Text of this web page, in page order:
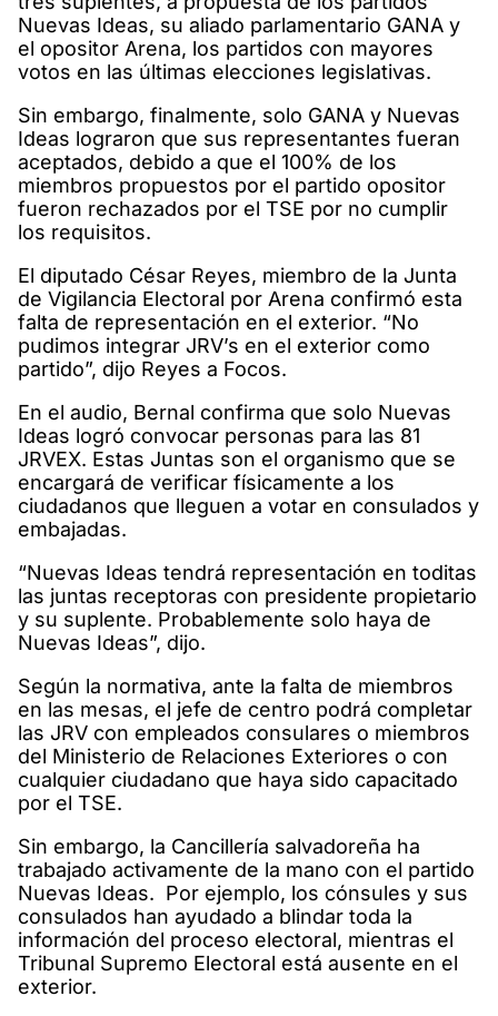
Nuevas Ideas, su aliado parlamentario GANA y
el opositor Arena, los partidos con mayores
votos en las últimas elecciones legislativas.
Sin embargo, finalmente, solo GANA y Nuevas
Ideas lograron que sus representantes fueran
aceptados, debido a que el 100% de los
miembros propuestos por el partido opositor
fueron rechazados por el TSE por no cumplir
los requisitos.
El diputado César Reyes, miembro de la Junta
de Vigilancia Electoral por Arena confirmó esta
falta de representación en el exterior. “No
pudimos integrar JRV’s en el exterior como
partido”, dijo Reyes a Focos.
En el audio, Bernal confirma que solo Nuevas
Ideas logró convocar personas para las 81
JRVEX. Estas Juntas son el organismo que se
encargará de verificar físicamente a los
ciudadanos que lleguen a votar en consulados y
embajadas.
“Nuevas Ideas tendrá representación en toditas
las juntas receptoras con presidente propietario
y su suplente. Probablemente solo haya de
Nuevas Ideas”, dijo.
Según la normativa, ante la falta de miembros
en las mesas, el jefe de centro podrá completar
las JRV con empleados consulares o miembros
del Ministerio de Relaciones Exteriores o con
cualquier ciudadano que haya sido capacitado
por el TSE.
Sin embargo, la Cancillería salvadoreña ha
trabajado activamente de la mano con el partido
Nuevas Ideas. Por ejemplo, los cónsules y sus
consulados han ayudado a blindar toda la
información del proceso electoral, mientras el
Tribunal Supremo Electoral está ausente en el
exterior.